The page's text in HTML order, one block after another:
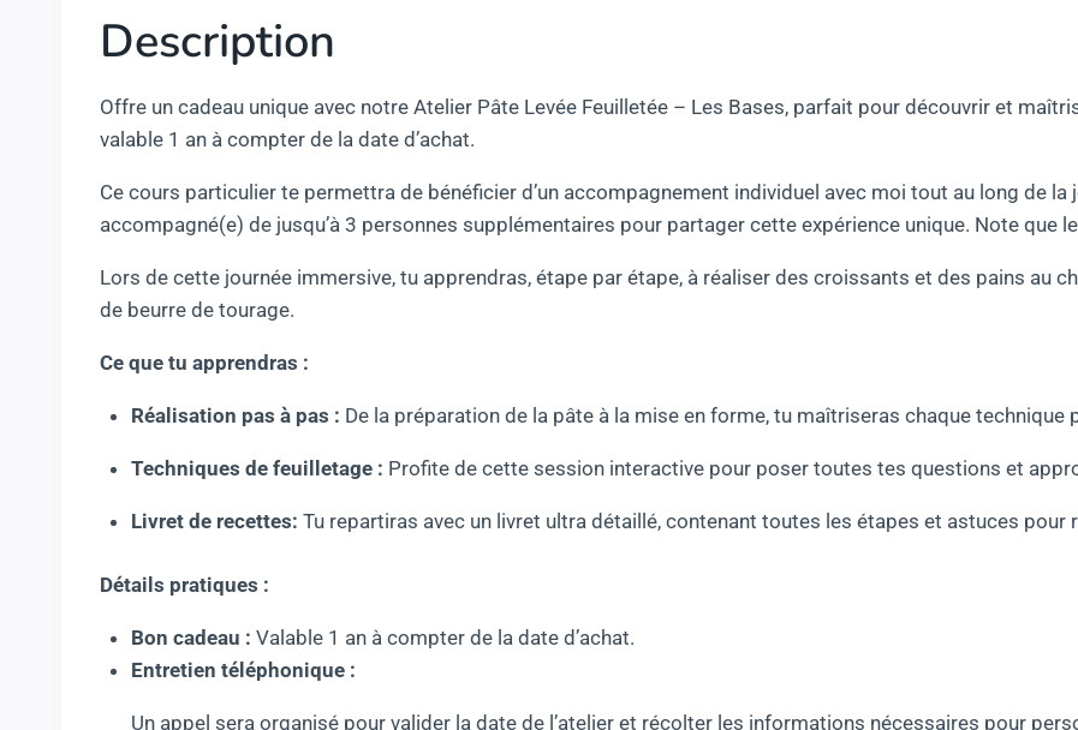
Description
Offre un cadeau unique avec notre Atelier Pâte Levée Feuilletée – Les Bases, parfait pour découvrir et
valable 1 an à compter de la date d’achat.
Ce cours particulier te permettra de bénéficier d’un accompagnement individuel avec moi tout au long de la
accompagné(e) de jusqu’à 3 personnes supplémentaires pour partager cette expérience unique. Note que
Lors de cette journée immersive, tu apprendras, étape par étape, à réaliser des croissants et des pains au
de beurre de tourage.
Ce que tu apprendras :
Réalisation pas à pas : De la préparation de la pâte à la mise en forme, tu maîtriseras chaque technique
Techniques de feuilletage : Profite de cette session interactive pour poser toutes tes questions et
Livret de recettes: Tu repartiras avec un livret ultra détaillé, contenant toutes les étapes et astuces pour
Détails pratiques :
Bon cadeau : Valable 1 an à compter de la date d’achat.
Entretien téléphonique :
Un appel sera organisé pour valider la date de l’atelier et récolter les informations nécessaires pour